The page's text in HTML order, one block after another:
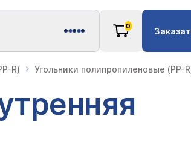
0
R) Угольники полипропиленовые (PP-